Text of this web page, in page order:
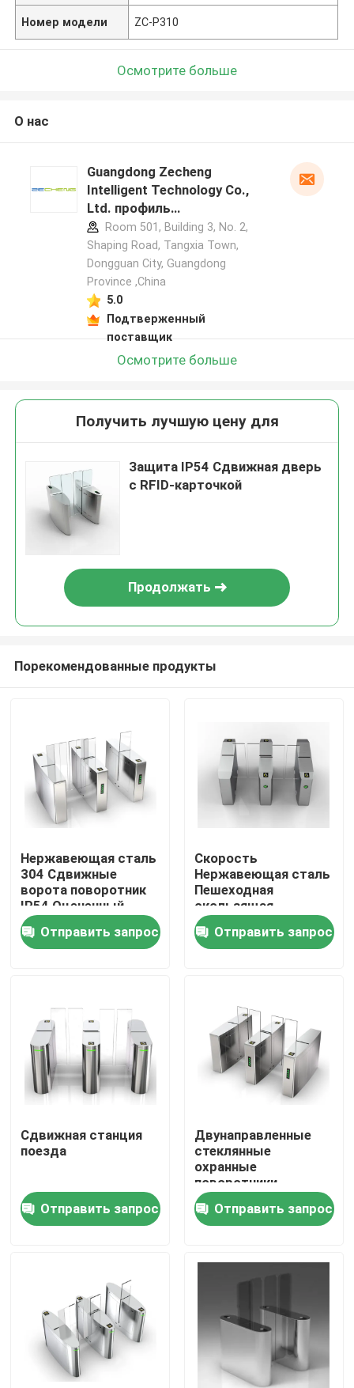
Главная страница
Ролики
О Компании
Наша фабрика
контактные данные
Отправить запрос
Электронные ворота турникета
Номер модели ZC-P310
Осмотрите больше
О нас
Guangdong Zecheng
Intelligent Technology Co.,
Ltd. профиль
производителя
Room 501, Building 3, No. 2,
Shaping Road, Tangxia Town,
Dongguan City, Guangdong
Province ,China
5.0
Подтверженный
поставщик
Осмотрите больше
Получить лучшую цену для
Защита IP54 Сдвижная дверь
с RFID-карточкой
Продолжать
Порекомендованные продукты
Нержавеющая сталь
304 Сдвижные
ворота поворотник
IP54 Оцененный
RS232 Интерфейс
Антищипание
Контроль
Отправить запрос
Скорость
Нержавеющая сталь
Пешеходная
скользящая
барьерная дверь
Широкий проход
контроль доступа 80
Отправить запрос
Сдвижная станция
поезда
Отправить запрос
Двунаправленные
стеклянные
охранные
поворотники
Отправить запрос